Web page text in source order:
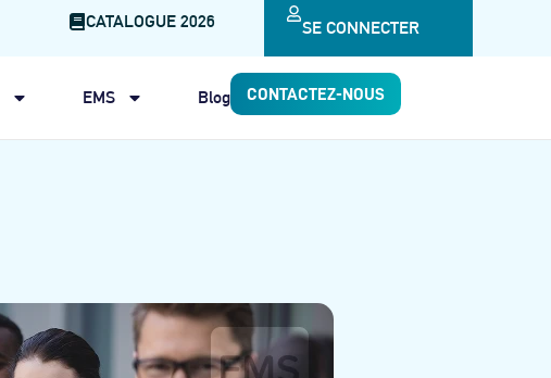
CATALOGUE 2026 SE CONNECTER
EMS Blog CONTACTEZ-NOUS